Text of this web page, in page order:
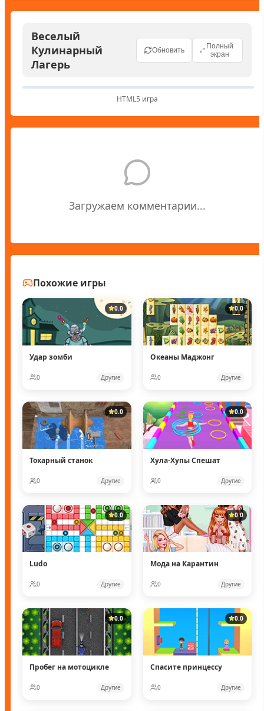
Веселый
Кулинарный
Лагерь
Обновить
Полный
экран
HTML5 игра
Загружаем комментарии...
Похожие игры
0.0
Удар зомби
0 Другие
0.0
Океаны Маджонг
0 Другие
0.0
Токарный станок
0 Другие
0.0
Хула-Хупы Спешат
0 Другие
0.0
Ludo
0 Другие
0.0
Мода на Карантин
0 Другие
0.0
Пробег на мотоцикле
0 Другие
0.0
Спасите принцессу
0 Другие